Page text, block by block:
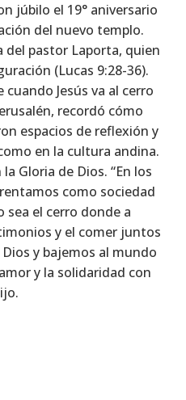
júbilo el 19° aniversario
del nuevo templo.
del pastor Laporta, quien
(Lucas 9:28-36).
Jesús va al cerro
recordó cómo
espacios de reflexión y
en la cultura andina.
Gloria de Dios. “En los
como sociedad
sea el cerro donde a
y el comer juntos
y bajemos al mundo
y la solidaridad con